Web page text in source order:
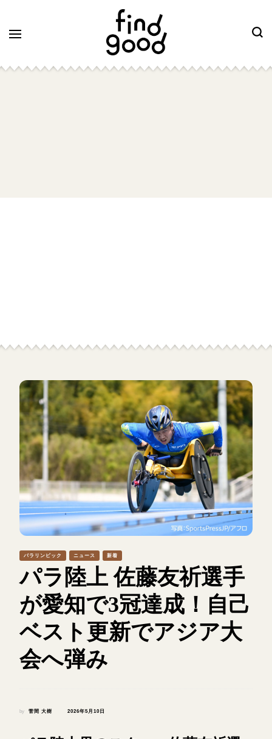
パラリンピック ニュース 新着
パラ陸上 佐藤友祈選手
が愛知で3冠達成！自己
ベスト更新でアジア大
会へ弾み
by 菅間 大樹 2026年5月10日